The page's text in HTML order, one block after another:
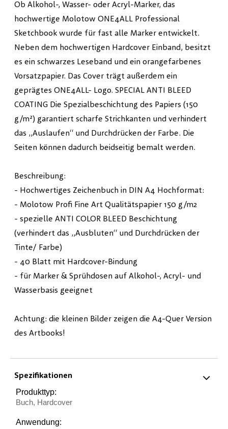
Ob Alkohol-, Wasser- oder Acryl-Marker, das
hochwertige Molotow ONE4ALL Professional
Sketchbook wurde für fast alle Marker entwickelt.
Neben dem hochwertigen Hardcover Einband, besitzt
es ein schwarzes Leseband und ein orangefarbenes
Vorsatzpapier. Das Cover trägt außerdem ein
geprägtes ONE4ALL- Logo. SPECIAL ANTI BLEED
COATING Die Spezialbeschichtung des Papiers (150
g/m²) garantiert scharfe Strichkanten und verhindert
das „Auslaufen“ und Durchdrücken der Farbe. Die
Seiten können dadurch beidseitig bemalt werden.
Beschreibung:
- Hochwertiges Zeichenbuch in DIN A4 Hochformat:
- Molotow Profi Fine Art Qualitätspapier 150 g/m2
- spezielle ANTI COLOR BLEED Beschichtung
(verhindert das „Ausbluten“ und Durchdrücken der
Tinte/ Farbe)
- 40 Blatt mit Hardcover-Bindung
- für Marker & Sprühdosen auf Alkohol-, Acryl- und
Wasserbasis geeignet
Achtung: die kleinen Bilder zeigen die A4-Quer Version
des Artbooks!
Spezifikationen
Produkttyp:
Buch, Hardcover
Anwendung: